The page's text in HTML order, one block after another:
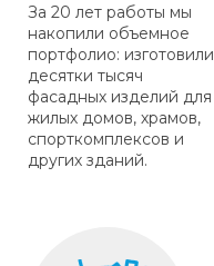
За 20 лет работы мы
накопили объемное
портфолио: изготовили
десятки тысяч
фасадных изделий для
жилых домов, храмов,
спорткомплексов и
других зданий.